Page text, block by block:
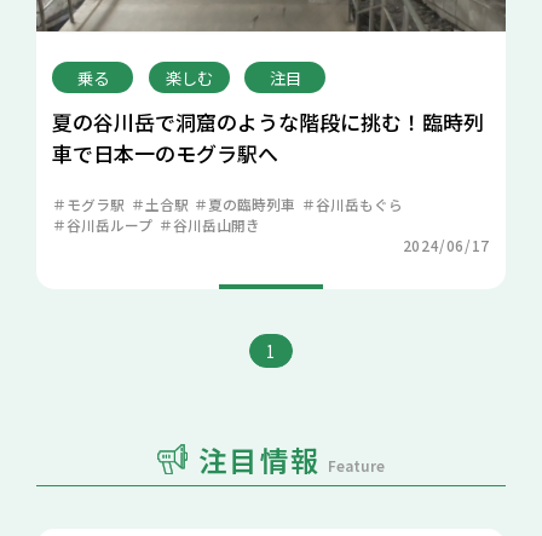
乗る 楽しむ 注目
夏の谷川岳で洞窟のような階段に挑む！臨時列
車で日本一のモグラ駅へ
モグラ駅 土合駅 夏の臨時列車
谷川岳もぐら
谷川岳ループ
谷川岳山開き
2024/06/17
1
注目情報 Feature